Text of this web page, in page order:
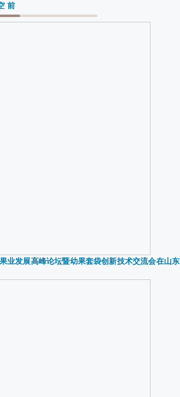
前
业发展高峰论坛暨幼果套袋创新技术交流会在山东